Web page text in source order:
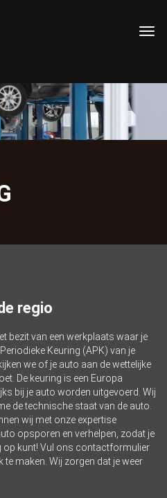
regio
bezit van een werkplaats waar je
Keuring (APK) van je
we of je auto aan de wettelijke
De keuring is een Europa
bij je auto worden uitgevoerd. Wij
de technische staat van de auto.
wij met onze expertise
opsporen en verhelpen, zodat je
op kunt! Vul ons contactformulier
maken. Wij zorgen dat je weer